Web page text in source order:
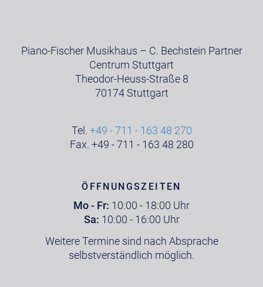
Piano-Fischer Musikhaus – C. Bechstein Partner
Centrum Stuttgart
Theodor-Heuss-Straße 8
70174 Stuttgart
Tel. +49 - 711 - 163 48 270
Fax. +49 - 711 - 163 48 280
ÖFFNUNGSZEITEN
Mo - Fr: 10:00 - 18:00 Uhr
Sa: 10:00 - 16:00 Uhr
Weitere Termine sind nach Absprache
selbstverständlich möglich.